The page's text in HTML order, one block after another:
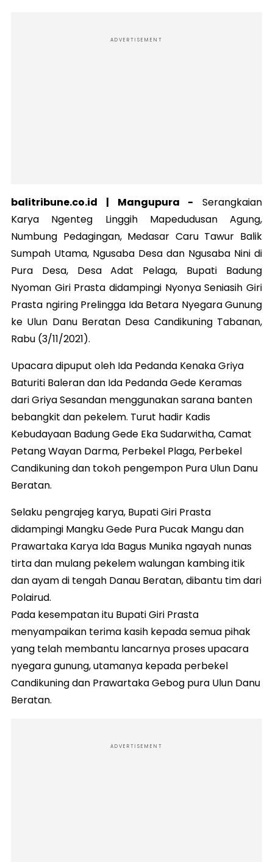
ADVERTISEMENT
balitribune.co.id | Mangupura - Serangkaian
Karya Ngenteg Linggih Mapedudusan Agung,
Numbung Pedagingan, Medasar Caru Tawur Balik
Sumpah Utama, Ngusaba Desa dan Ngusaba Nini di
Pura Desa, Desa Adat Pelaga, Bupati Badung
Nyoman Giri Prasta didampingi Nyonya Seniasih Giri
Prasta ngiring Prelingga Ida Betara Nyegara Gunung
ke Ulun Danu Beratan Desa Candikuning Tabanan,
Rabu (3/11/2021).
Upacara dipuput oleh Ida Pedanda Kenaka Griya
Baturiti Baleran dan Ida Pedanda Gede Keramas
dari Griya Sesandan menggunakan sarana banten
bebangkit dan pekelem. Turut hadir Kadis
Kebudayaan Badung Gede Eka Sudarwitha, Camat
Petang Wayan Darma, Perbekel Plaga, Perbekel
Candikuning dan tokoh pengempon Pura Ulun Danu
Beratan.
Selaku pengrajeg karya, Bupati Giri Prasta
didampingi Mangku Gede Pura Pucak Mangu dan
Prawartaka Karya Ida Bagus Munika ngayah nunas
tirta dan mulang pekelem walungan kambing itik
dan ayam di tengah Danau Beratan, dibantu tim dari
Polairud.
Pada kesempatan itu Bupati Giri Prasta
menyampaikan terima kasih kepada semua pihak
yang telah membantu lancarnya proses upacara
nyegara gunung, utamanya kepada perbekel
Candikuning dan Prawartaka Gebog pura Ulun Danu
Beratan.
ADVERTISEMENT